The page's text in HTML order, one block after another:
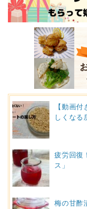
【動画
しくなる
疲労回復
ス」
梅の甘酢